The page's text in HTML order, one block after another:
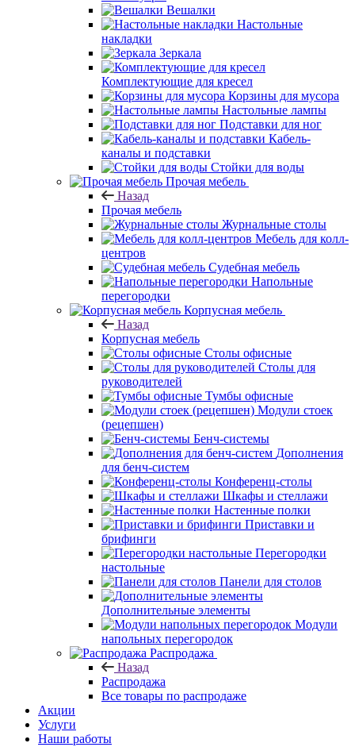
Вешалки
Настольные
накладки
Зеркала
Комплектующие для кресел
Корзины для мусора
Настольные лампы
Подставки для ног
Кабель-
каналы и подставки
Стойки для воды
Прочая мебель
Назад
Прочая мебель
Журнальные столы
Мебель для колл-
центров
Судебная мебель
Напольные
перегородки
Корпусная мебель
Назад
Корпусная мебель
Столы офисные
Столы для
руководителей
Тумбы офисные
Модули стоек
(рецепшен)
Бенч-системы
Дополнения
для бенч-систем
Конференц-столы
Шкафы и стеллажи
Настенные полки
Приставки и
брифинги
Перегородки
настольные
Панели для столов
Дополнительные элементы
Модули
напольных перегородок
Распродажа
Назад
Распродажа
Все товары по распродаже
Акции
Услуги
Наши работы